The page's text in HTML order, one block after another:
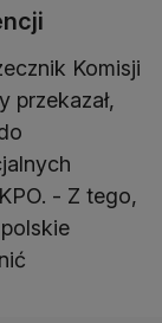
Komisji
przekazał,
- Z tego,